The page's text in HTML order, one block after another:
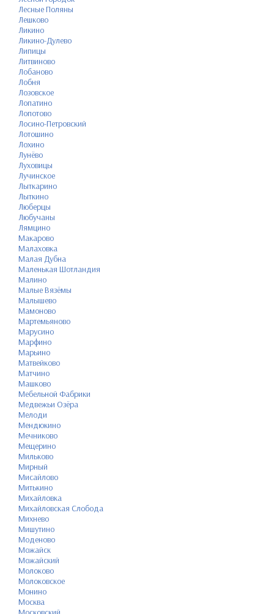
Лесные Поляны
Лешково
Ликино
Ликино-Дулево
Липицы
Литвиново
Лобаново
Лобня
Лозовское
Лопатино
Лопотово
Лосино-Петровский
Лотошино
Лохино
Лунёво
Луховицы
Лучинское
Лыткарино
Лыткино
Люберцы
Любучаны
Лямцино
Макарово
Малаховка
Малая Дубна
Маленькая Шотландия
Малино
Малые Вязёмы
Малышево
Мамоново
Мартемьяново
Марусино
Марфино
Марьино
Матвейково
Матчино
Машково
Мебельной Фабрики
Медвежьи Озёра
Мелоди
Мендюкино
Мечниково
Мещерино
Мильково
Мирный
Мисайлово
Митькино
Михайловка
Михайловская Слобода
Михнево
Мишутино
Моденово
Можайск
Можайский
Молоково
Молоковское
Монино
Москва